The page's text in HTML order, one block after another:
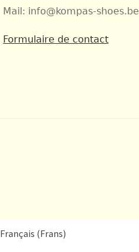
Mail: info@kompas-shoes.be
Formulaire de contact
Français (Frans)